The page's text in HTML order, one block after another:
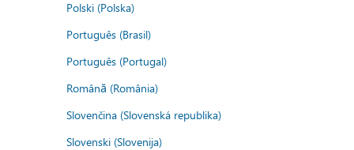
Polski (Polska)
Português (Brasil)
Português (Portugal)
Română (România)
Slovenčina (Slovenská republika)
Slovenski (Slovenija)